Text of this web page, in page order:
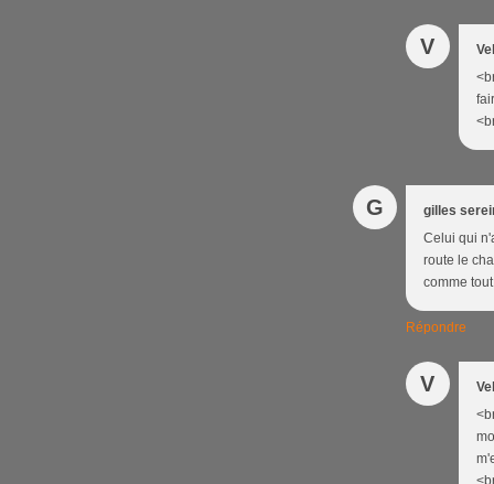
V
G
gilles
Celui qui
route le
comme
Répondre
V